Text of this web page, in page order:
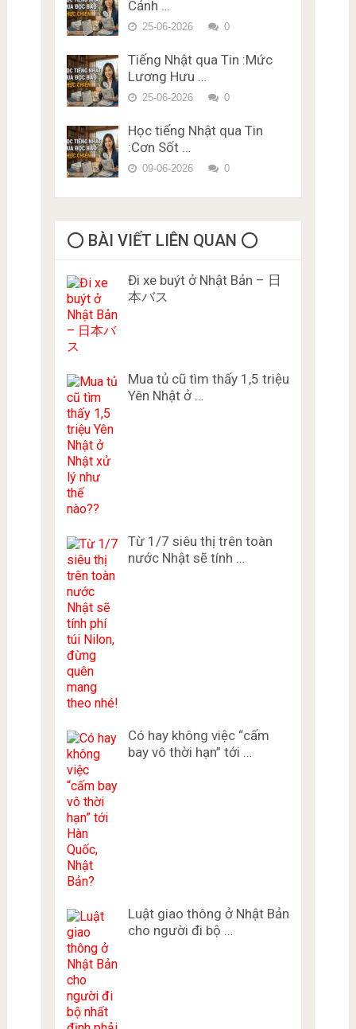
bằng lái xe ở Nhật Bản Miễn
Phí Karimen 10 câu Đề 5
Cảnh …
25-06-2026 0
Tiếng Nhật qua Tin :Mức
Lương Hưu …
25-06-2026 0
Học tiếng Nhật qua Tin
:Cơn Sốt …
09-06-2026 0
⭕️ BÀI VIẾT LIÊN QUAN ⭕️
Đi xe buýt ở Nhật Bản – 日
本バス
Mua tủ cũ tìm thấy 1,5 triệu
Yên Nhật ở …
Từ 1/7 siêu thị trên toàn
nước Nhật sẽ tính …
Có hay không việc “cấm
bay vô thời hạn” tới …
Luật giao thông ở Nhật Bản
cho người đi bộ …